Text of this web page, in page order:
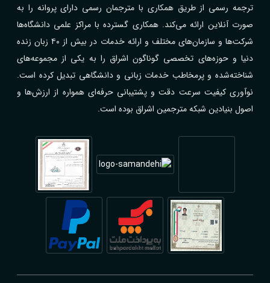
ترجمه رسمی از طریق همکاری با مترجمان رسمی دارای پروانه را به
صورت آنلاین ارائه می‌کند. همکاری گسترده با مراکز علمی دانشگاه‌ها
شرکت‌ها و سازمان‌های مختلف و ارائه خدمات در بیش از ۴۰ زبان زنده
دنیا و حوزه‌های تخصصی گوناگون اشراق را به یکی از مجموعه‌های
شناخته‌شده و پرمخاطب خدمات زبانی و دانشگاهی تبدیل کرده است.
نوآوری کیفیت سرعت دقت و پشتیبانی حرفه‌ای همواره از ارزش‌ها و
اصول بنیادین شبکه مترجمین اشراق بوده است.